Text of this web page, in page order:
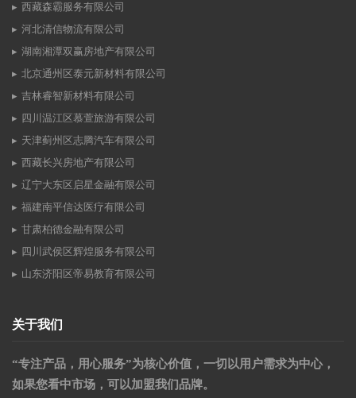
西藏森霸服务有限公司
河北清信物流有限公司
湖南湘潭双赢房地产有限公司
北京通州区泰元新材料有限公司
吉林睿智新材料有限公司
四川温江区慕萱旅游有限公司
天津蓟州区志腾汽车有限公司
西藏长兴房地产有限公司
辽宁大东区启星金融有限公司
福建南平信达医疗有限公司
甘肃柏德金融有限公司
四川武侯区辉煌服务有限公司
山东济阳区帝易教育有限公司
关于我们
“专注产品，用心服务”为核心价值，一切以用户需求为中心，
如果您看中市场，可以加盟我们品牌。